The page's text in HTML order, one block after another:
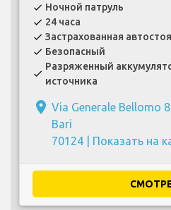
check Ночной патруль
check 24 часа
check Застрахованная
check Безопасный
check
Разряженный
источника
place Via Generale Bellomo
Bari
70124 | Показать на